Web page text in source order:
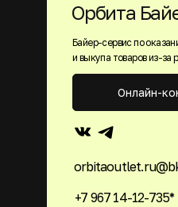
Байер-сервис по
и выкупа товаров из-за
+7 967 14-12-735*
Онлайн-
Орбита